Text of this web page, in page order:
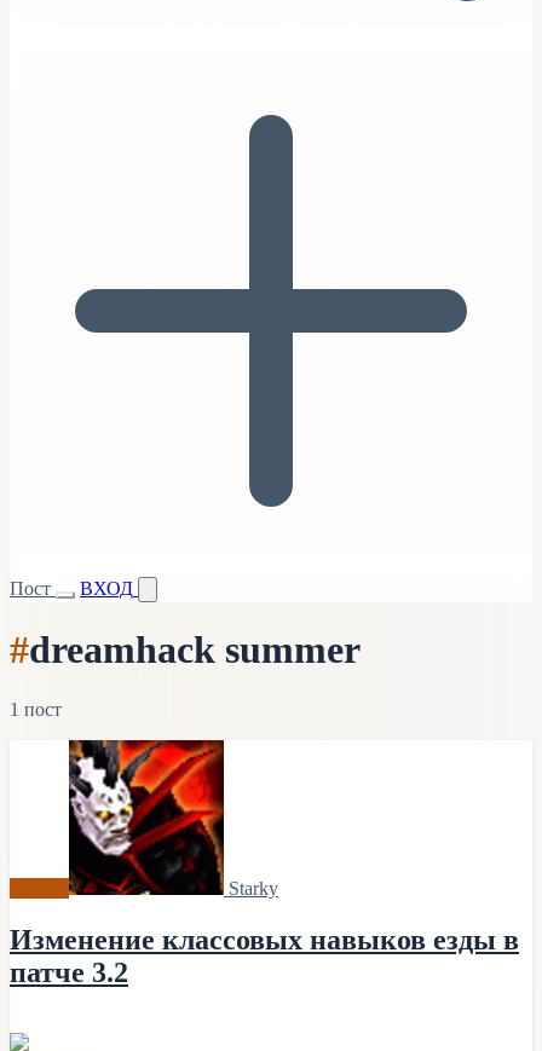
Пост ВХОД
#dreamhack summer
1 пост
Starky
Изменение классовых навыков езды в
патче 3.2